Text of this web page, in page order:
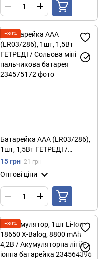
−30%
Батарейка ААА (LR03/286),
1шт, 1,5Вт ГЕТРЕДІ /
Сольова міні пальчикова
15 грн 21 грн
Оптові ціни
−30%